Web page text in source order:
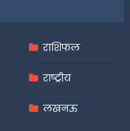
राशिफल
राष्ट्रीय
लखनऊ